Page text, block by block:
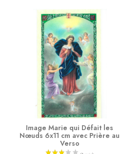
Image Marie qui Défait les
Nœuds 6x11 cm avec Prière au
Verso